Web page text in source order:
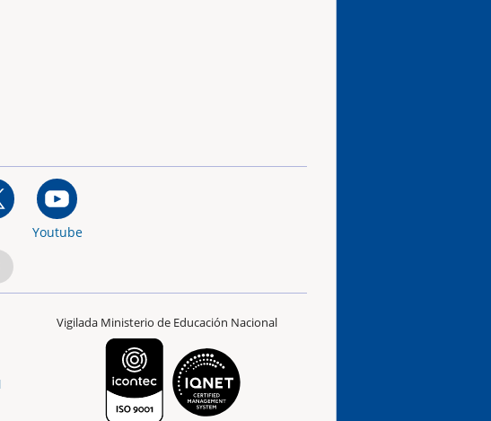
Youtube
Vigilada Ministerio de Educación Nacional